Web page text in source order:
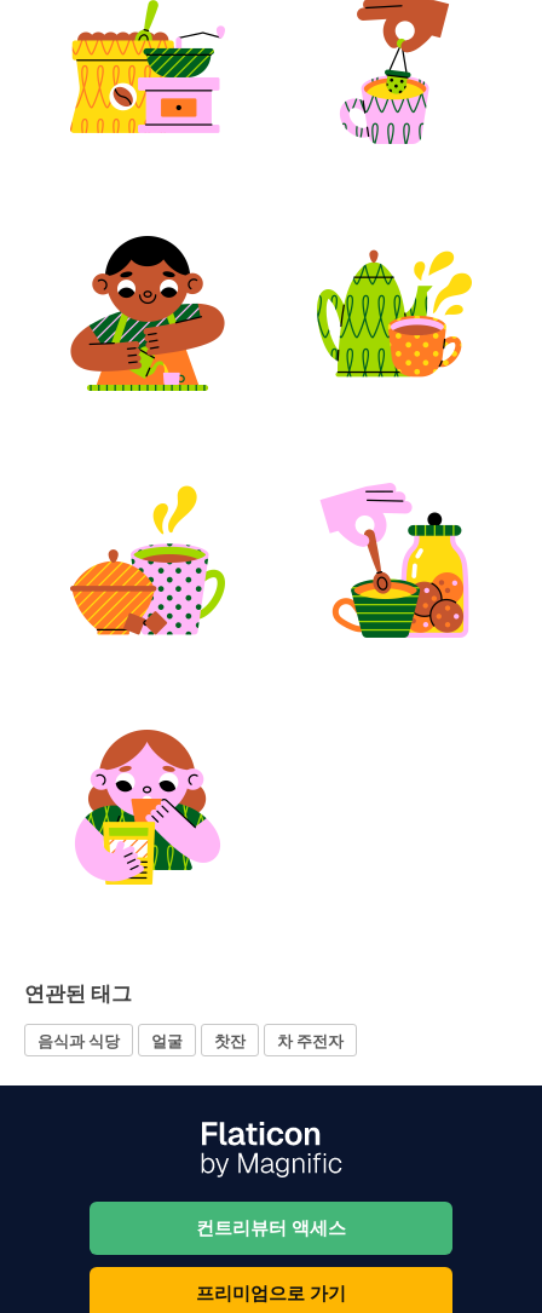
연관된 태그
음식과 식당 얼굴 찻잔 차 주전자
컨트리뷰터 액세스
프리미엄으로 가기